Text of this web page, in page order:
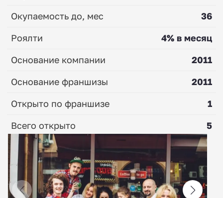
Окупаемость до, мес
36
Роялти
4% в месяц
Основание компании
2011
Основание франшизы
2011
Открыто по франшизе
1
Всего открыто
5